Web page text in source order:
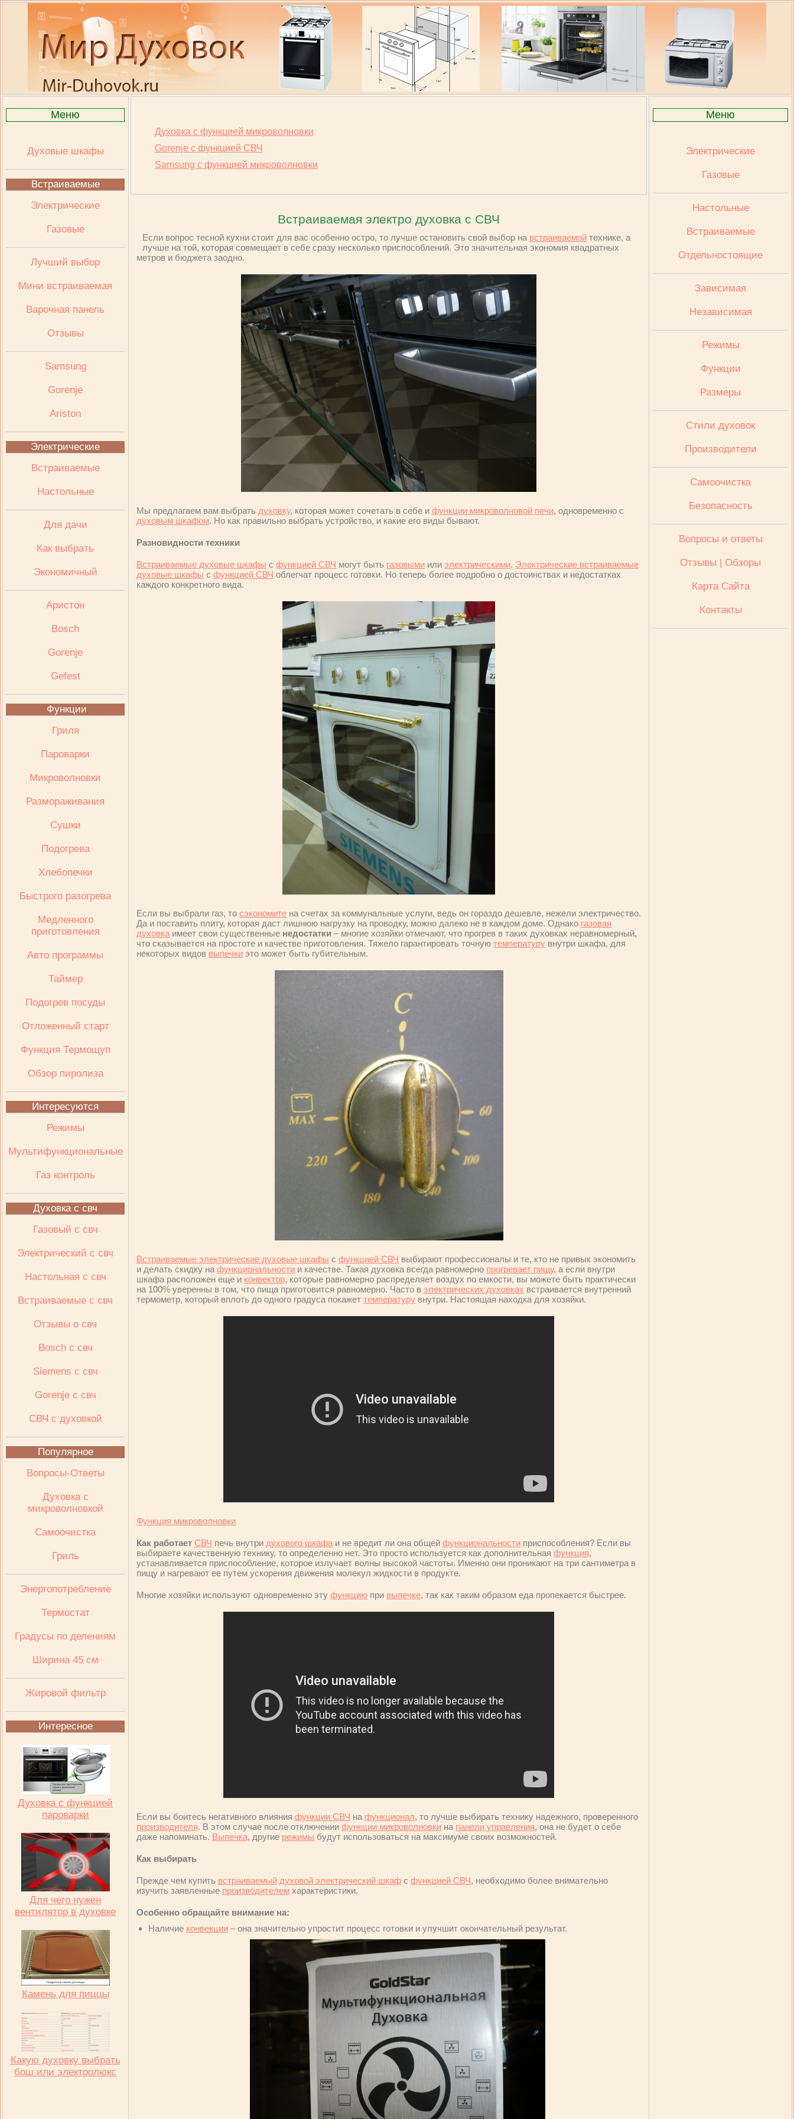
Меню
Духовые шкафы
Встраиваемые
Электрические
Газовые
Лучший выбор
Мини встраиваемая
Варочная панель
Отзывы
Samsung
Gorenje
Ariston
Электрические
Встраиваемые
Настольные
Для дачи
Как выбрать
Экономичный
Аристон
Bosch
Gorenje
Gefest
Функции
Гриля
Пароварки
Микроволновки
Размораживания
Сушки
Подогрева
Хлебопечки
Быстрого разогрева
Медленного
приготовления
Авто программы
Таймер
Подогрев посуды
Отложенный старт
Функция Термощуп
Обзор пиролиза
Интересуются
Режимы
Мультифункциональные
Газ контроль
Духовка с свч
Газовый с свч
Электрический с свч
Настольная с свч
Встраиваемые с свч
Отзывы о свч
Bosch с свч
Siemens с свч
Gorenje с свч
СВЧ с духовкой
Популярное
Вопросы-Ответы
Духовка с
микроволновкой
Самоочистка
Гриль
Энергопотребление
Термостат
Градусы по делениям
Ширина 45 см
Жировой фильтр
Интересное
Духовка с функцией
пароварки
Для чего нужен
вентилятор в духовке
Камень для пиццы
Какую духовку выбрать
бош или электролюкс
Духовка с функцией микроволновки
Gorenje с функцией СВЧ
Samsung с функцией микроволновки
Встраиваемая электро духовка с СВЧ
Если вопрос тесной кухни стоит для вас особенно остро, то лучше остановить свой выбор на встраиваемой технике, а
лучше на той, которая совмещает в себе сразу несколько приспособлений. Это значительная экономия квадратных
метров и бюджета заодно.
Мы предлагаем вам выбрать духовку, которая может сочетать в себе и функции микроволновой печи, одновременно с
духовым шкафом. Но как правильно выбрать устройство, и какие его виды бывают.
Разновидности техники
Встраиваемые духовые шкафы с функцией СВЧ могут быть газовыми или электрическими. Электрические встраиваемые
духовые шкафы с функцией СВЧ облегчат процесс готовки. Но теперь более подробно о достоинствах и недостатках
каждого конкретного вида.
Если вы выбрали газ, то сэкономите на счетах за коммунальные услуги, ведь он гораздо дешевле, нежели электричество.
Да и поставить плиту, которая даст лишнюю нагрузку на проводку, можно далеко не в каждом доме. Однако газовая
духовка имеет свои существенные недостатки – многие хозяйки отмечают, что прогрев в таких духовках неравномерный,
что сказывается на простоте и качестве приготовления. Тяжело гарантировать точную температуру внутри шкафа, для
некоторых видов выпечки это может быть губительным.
Встраиваемые электрические духовые шкафы с функцией СВЧ выбирают профессионалы и те, кто не привык экономить
и делать скидку на функциональности и качестве. Такая духовка всегда равномерно прогревает пищу, а если внутри
шкафа расположен еще и конвектор, которые равномерно распределяет воздух по емкости, вы можете быть практически
на 100% уверенны в том, что пища приготовится равномерно. Часто в электрических духовках встраивается внутренний
термометр, который вплоть до одного градуса покажет температуру внутри. Настоящая находка для хозяйки.
Функция микроволновки
Как работает СВЧ печь внутри духового шкафа и не вредит ли она общей функциональности приспособления? Если вы
выбираете качественную технику, то определенно нет. Это просто используется как дополнительная функция,
устанавливается приспособление, которое излучает волны высокой частоты. Именно они проникают на три сантиметра в
пищу и нагревают ее путем ускорения движения молекул жидкости в продукте.
Многие хозяйки используют одновременно эту функцию при выпечке, так как таким образом еда пропекается быстрее.
Если вы боитесь негативного влияния функции СВЧ на функционал, то лучше выбирать технику надежного, проверенного
производителя. В этом случае после отключении функции микроволновки на панели управления, она не будет о себе
даже напоминать. Выпечка, другие режимы будут использоваться на максимуме своих возможностей.
Как выбирать
Прежде чем купить встраиваемый духовой электрический шкаф с функцией СВЧ, необходимо более внимательно
изучить заявленные производителем характеристики.
Особенно обращайте внимание на:
Наличие конвекции – она значительно упростит процесс готовки и улучшит окончательный результат.
Меню
Электрические
Газовые
Настольные
Встраиваемые
Отдельностоящие
Зависимая
Независимая
Режимы
Функции
Размеры
Стили духовок
Производители
Cамоочистка
Безопасность
Вопросы и ответы
Отзывы | Обзоры
Карта Сайта
Контакты